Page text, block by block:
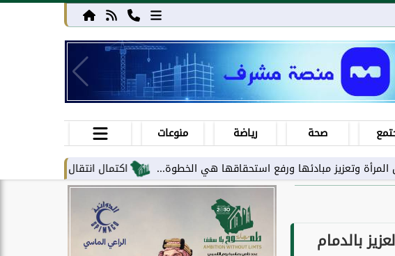
صحة رياضة
منوعات
اكتمال انتقال مركز معلومات الحج والعمرة
مبادئها ورفع استحقاقها هي الخطوة...
بالدمام